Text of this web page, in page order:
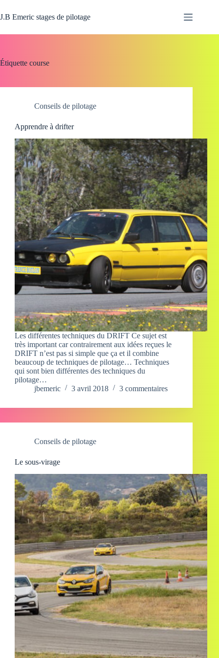
au
contenu
J.B Emeric stages de pilotage
Étiquette course
Conseils de pilotage
Apprendre à drifter
Les différentes techniques du DRIFT Ce sujet est
très important car contrairement aux idées reçues le
DRIFT n’est pas si simple que ça et il combine
beaucoup de techniques de pilotage… Techniques
qui sont bien différentes des techniques du
pilotage…
jbemeric
3 avril 2018 3 commentaires
Conseils de pilotage
Le sous-virage